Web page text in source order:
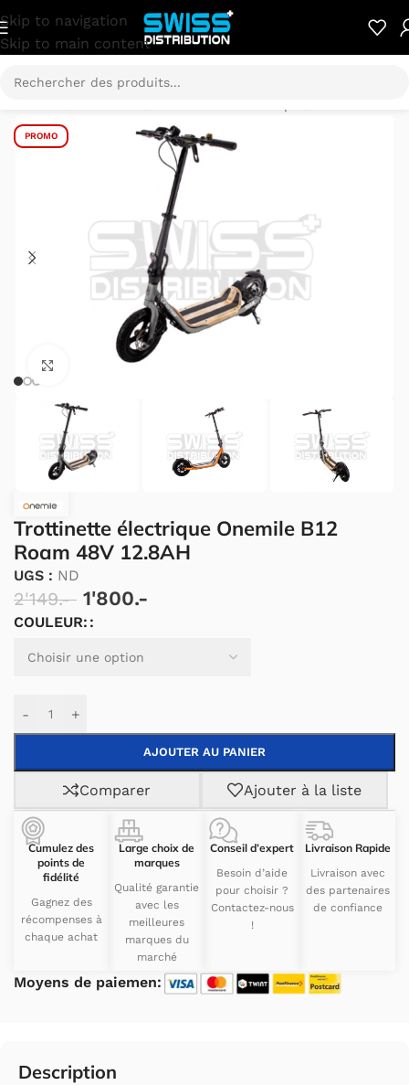
Skip to navigation
Skip to main content
PROMO
Cliquez pour agrandir.
Trottinette électrique Onemile B12
Roam 48V 12.8AH
UGS : ND
2'149.- 1'800.-
COULEUR:
- +
AJOUTER AU PANIER
Alternative:
Comparer Ajouter à la liste
Cumulez des
points de
fidélité
Gagnez des
récompenses à
chaque achat
Large choix de
marques
Qualité garantie
avec les
meilleures
marques du
marché
Conseil d’expert
Besoin d’aide
pour choisir ?
Contactez-nous
!
Livraison Rapide
Livraison avec
des partenaires
de confiance
Moyens de paiemen:
Description